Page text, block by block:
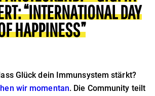
“INTERNATIONAL DAY
HAPPINESS”
Glück dein Immunsystem stärkt?
wir momentan. Die Community teilt